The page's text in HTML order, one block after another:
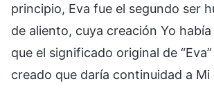
principio, Eva fue el segundo ser
de aliento, cuya creación Yo
que el significado original de
creado que daría continuidad a Mi